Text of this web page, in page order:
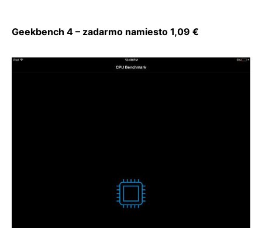
Geekbench 4 – zadarmo namiesto 1,09 €